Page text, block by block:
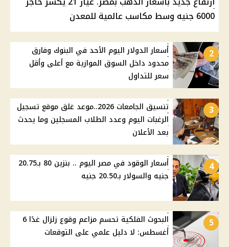
6000 جنيه وسط مكاسب عالمية للمعدن
2
أسعار الدولار اليوم الأحد في البنوك وفارق
محدود داخل السوق الموازية مع أعلى وأقل
سعر للتداول
3
تنسيق الجامعات 2026..موعد غلق موقع تسجيل
الرغبات اليوم وعدد الطلاب المسجلين وما يحدث
بعد الأعلان
4
أسعار الوقود في مصر اليوم .. بنزين 80 بـ20.75
جنيه والسولار بـ20.50 جنيه
5
البحوث الفلكية تحسم مزاعم وقوع زلزال غدًا 6
أغسطس: لا دليل علمي على التوقعات